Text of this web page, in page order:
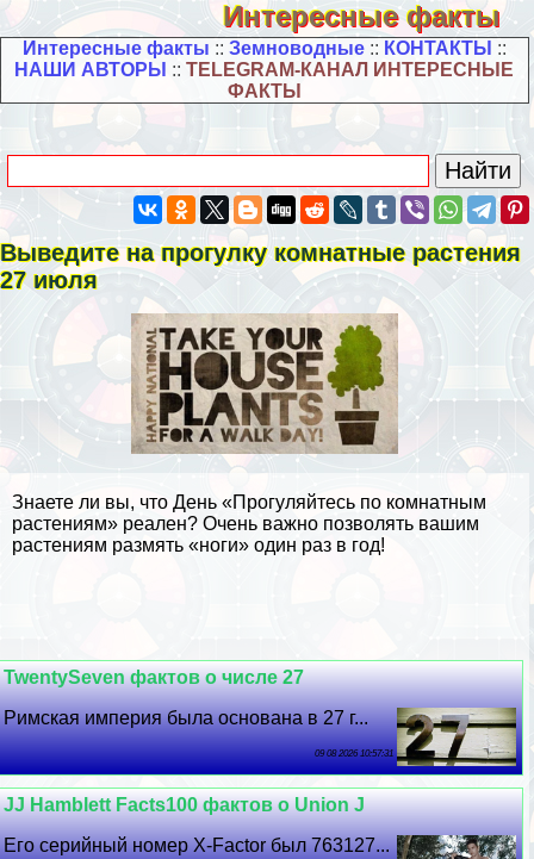
Интересные факты
Интересные факты :: Земноводные:: КОНТАКТЫ ::
НАШИ АВТОРЫ ::TELEGRAM-КАНАЛ ИНТЕРЕСНЫЕ
ФАКТЫ
Выведите на прогулку комнатные растения
27 июля
Знаете ли вы, что День «Прогуляйтесь по комнатным
растениям» реален? Очень важно позволять вашим
растениям размять «ноги» один раз в год!
TwentySeven фактов о числе 27
Римская империя была основана в 27 г...
09 08 2026 10:57:31
JJ Hamblett Facts100 фактов о Union J
Его серийный номер X-Factor был 763127...